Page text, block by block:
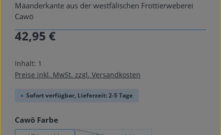
Mäanderkante aus der westfälischen Frottierweberei
Cawö
Regulärer Preis:
42,95 €
Inhalt: 1
Preise inkl. MwSt. zzgl. Versandkosten
Sofort verfügbar, Lieferzeit: 2-5 Tage
Cawö Farbe